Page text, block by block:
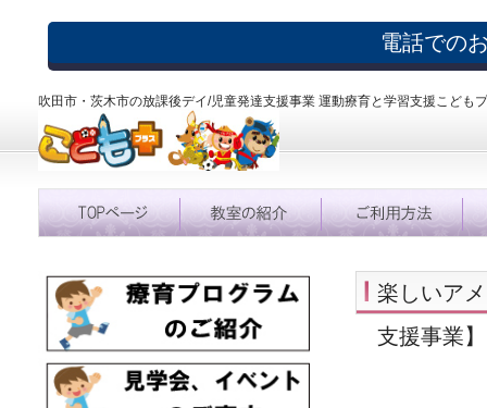
電話での
吹田市・茨木市の放課後デイ/児童発達支援事業 運動療育と学習支援こども
楽しいア
支援事業】